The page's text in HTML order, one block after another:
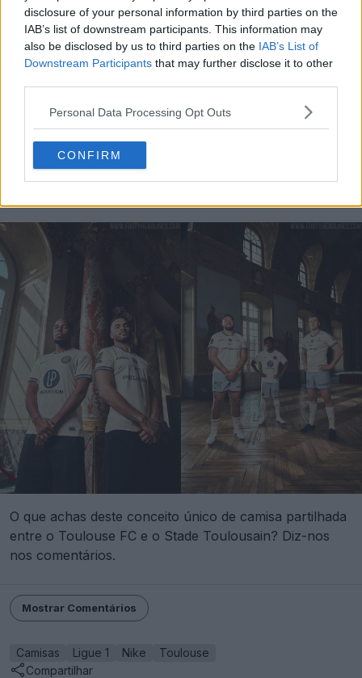
disclosure of your personal information by third parties on the
IAB’s list of downstream participants. This information may
also be disclosed by us to third parties on the IAB’s List of
Downstream Participants that may further disclose it to other
Personal Data Processing Opt Outs
CONFIRM
Ambos os clubes vão estrear a camisa durante um fim
consecutivos no Estádio de Toulouse, que partilham. O
Toulouse FC vai usar a camisa contra o AS Monaco na
no sábado, 25 de abril, seguido pelo Stade
Toulousain, que vai usar a sua versão contra o ASM
O que achas deste conceito único de camisa partilhada
entre o Toulouse FC e o Stade Toulousain? Diz-nos
nos comentários.
Mostrar Comentários
Camisas Ligue 1 Nike
Toulouse
Compartilhar